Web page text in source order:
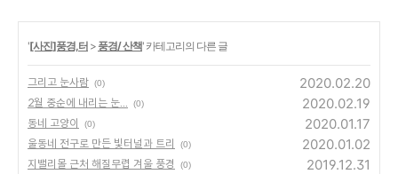
'[사진]풍경,터 > 풍경/ 산책' 카테고리의 다른 글
그리고 눈사람 (0) 2020.02.20
2월 중순에 내리는 눈... (0) 2020.02.19
동네 고양이 (0) 2020.01.17
울동네 전구로 만든 빛터널과 트리 (0) 2020.01.02
지밸리몰 근처 해질무렵 겨울 풍경 (0) 2019.12.31